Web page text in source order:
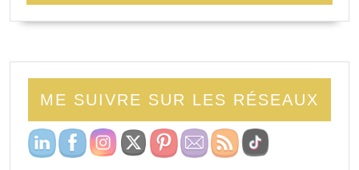
ME SUIVRE SUR LES RÉSEAUX